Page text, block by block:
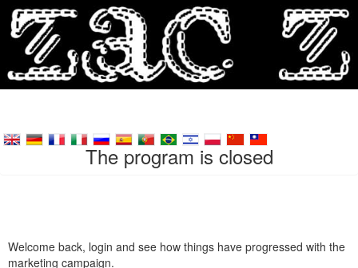
The program is closed
Welcome back, login and see how things have progressed with the
marketing campaign.